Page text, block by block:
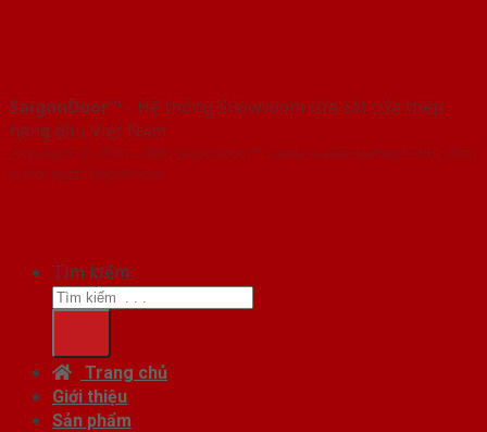
SaigonDoor™ - Hệ thống Showroom cửa sắt cửa thép
hàng đầu Việt Nam
Copyright ⓒ 2016 – 2026 SaigonDoor™ - www.cuasatcuathep.com | Đơn
vị chủ quản SaigonDoor
Tìm kiếm:
Trang chủ
Giới thiệu
Sản phẩm